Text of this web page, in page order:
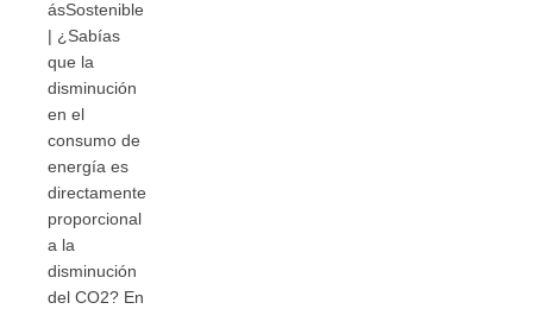
ásSostenible
| ¿Sabías
que la
disminución
en el
consumo de
energía es
directamente
proporcional
a la
disminución
del CO2? En